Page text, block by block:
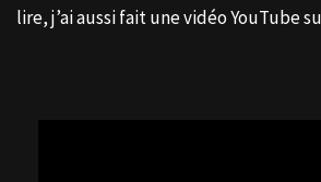
lire, j’ai aussi fait une vidéo YouTube